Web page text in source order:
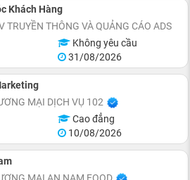
Khách Hàng
TRUYỀN THÔNG VÀ QUẢNG CÁO ADS
Không yêu cầu
31/08/2026
MẠI DỊCH VỤ 102
Cao đẳng
10/08/2026